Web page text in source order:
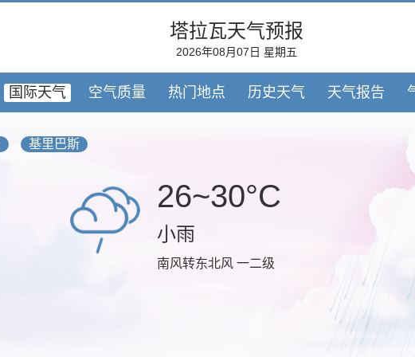
塔拉瓦天气预报
2026年08月07日 星期五
国际天气 空气质量 热门地点 历史天气 天气报告
基里巴斯
26~30°C
小雨
南风转东北风 一二级